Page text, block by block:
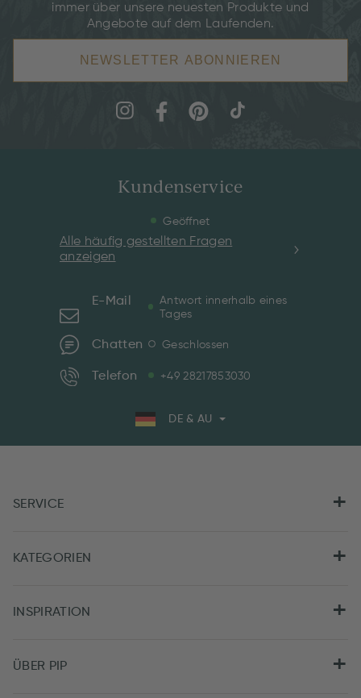
immer über unsere neuesten Produkte und
Angebote auf dem Laufenden.
NEWSLETTER ABONNIEREN
Kundenservice
Geöffnet
Alle häufig gestellten Fragen
anzeigen
E-Mail
Antwort innerhalb eines
Tages
Chatten Geschlossen
Telefon +49 28217853030
DE & AU
SERVICE
KATEGORIEN
INSPIRATION
ÜBER PIP